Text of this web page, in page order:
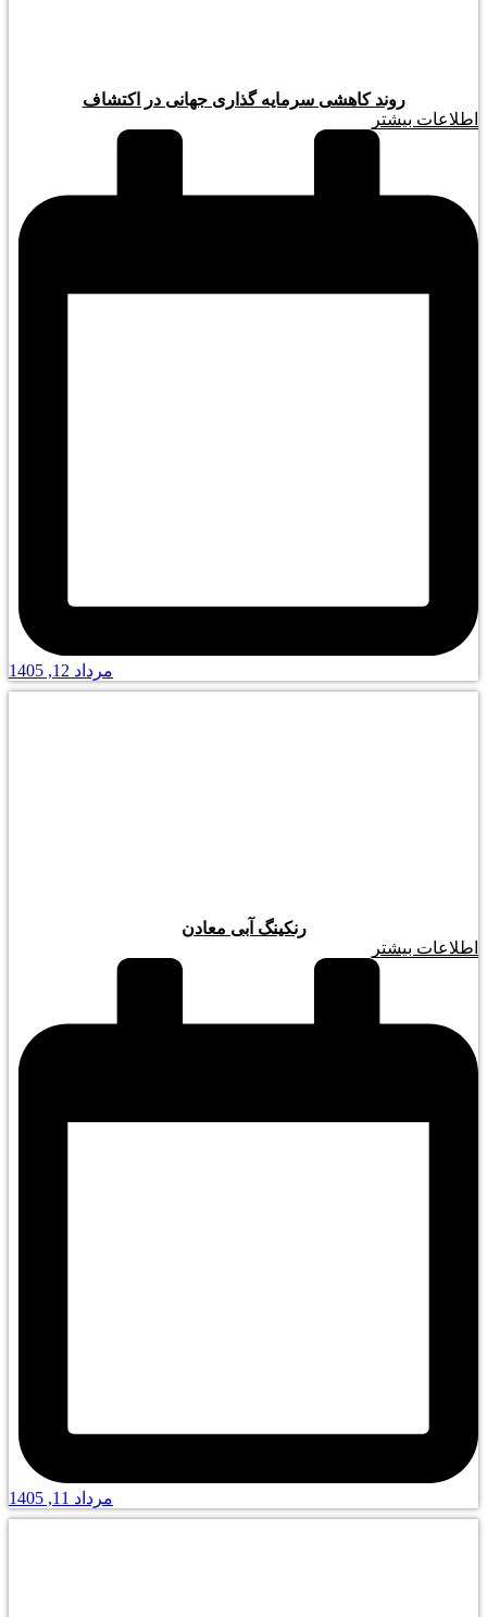
روند کاهشی سرمایه گذاری جهانی در اکتشاف
اطلاعات بیشتر
مرداد 12, 1405
رنکینگ آبی معادن
اطلاعات بیشتر
مرداد 11, 1405